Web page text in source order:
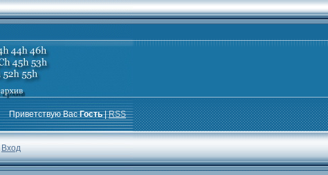
Приветствую ВасГость|RSS
Вход